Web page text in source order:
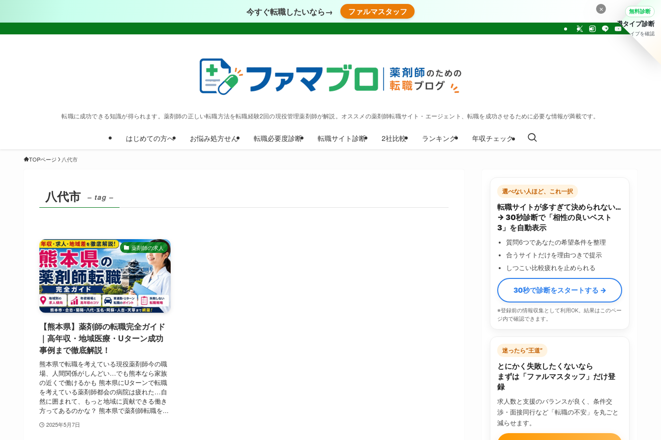
今すぐ転職したいなら→ ファルマスタッフ
転職に成功できる知識が得られます。薬剤師の正しい転職方法を転職経験2回の現役管理薬剤師が解説。オススメの薬剤師転職サイト・エージェント、転職を成功させるために必要な情報が満載です。
はじめての方へ お悩み処方せん 転職必要度診断 転職サイト診断 2社比較 ランキング 年収チェック
TOPページ 八代市
八代市 – tag –
薬剤師の求人
【熊本県】薬剤師の転職完全ガイド
｜高年収・地域医療・Uターン成功
事例まで徹底解説！
熊本県で転職を考えている現役薬剤師今の職
場、人間関係がしんどい…でも熊本なら家族
の近くで働けるかも 熊本県にUターンで転職
を考えている薬剤師都会の病院は疲れた…自
然に囲まれて、もっと地域に貢献できる働き
方ってあるのかな？ 熊本県で薬剤師転職を...
2025年5月7日
選べない人ほど、これ一択
転職サイトが多すぎて決められない…
→ 30秒診断で「相性の良いベスト
3」を自動表示
質問6つであなたの希望条件を整理
合うサイトだけを理由つきで提示
しつこい比較疲れを止められる
30秒で診断をスタートする →
※登録前の情報収集として利用OK。結果はこのペー
ジ内で確認できます。
迷ったら“王道”
とにかく失敗したくないなら
まずは「ファルマスタッフ」だけ登
録
求人数と支援のバランスが良く、条件交
渉・面接同行など「転職の不安」を丸ごと
減らせます。
× 無料診断
転職タイプ診断
30問でタイプを確認